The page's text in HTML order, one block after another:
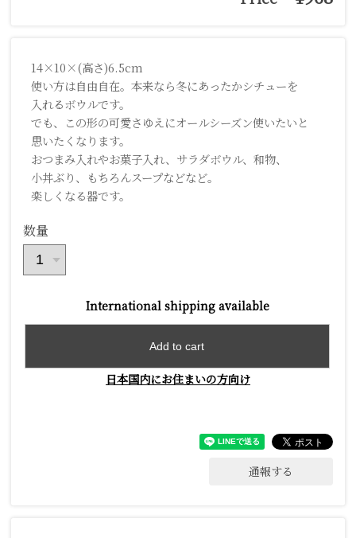
14×10×(高さ)6.5cm
使い方は自由自在。本来なら冬にあったかシチューを
入れるボウルです。
でも、この形の可愛さゆえにオールシーズン使いたいと
思いたくなります。
おつまみ入れやお菓子入れ、サラダボウル、和物、
小丼ぶり、もちろんスープなどなど。
楽しくなる器です。
数量
International shipping available
Add to cart
日本国内にお住まいの方向け
通報する